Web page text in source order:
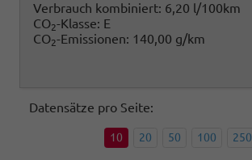
Verbrauch kombiniert: 6,20 l/100km
CO2-Klasse: E
CO2-Emissionen: 140,00 g/km
Datensätze pro Seite:
10 20 50 100 250